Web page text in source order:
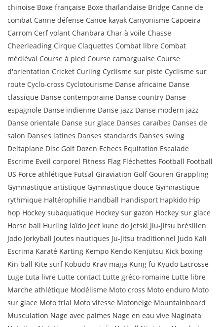
chinoise Boxe française Boxe thaïlandaise Bridge Canne de
combat Canne défense Canoë kayak Canyonisme Capoeira
Carrom Cerf volant Chanbara Char à voile Chasse
Cheerleading Cirque Claquettes Combat libre Combat
médiéval Course à pied Course camarguaise Course
d'orientation Cricket Curling Cyclisme sur piste Cyclisme sur
route Cyclo-cross Cyclotourisme Danse africaine Danse
classique Danse contemporaine Danse country Danse
espagnole Danse indienne Danse jazz Danse modern jazz
Danse orientale Danse sur glace Danses caraïbes Danses de
salon Danses latines Danses standards Danses swing
Deltaplane Disc Golf Dozen Echecs Equitation Escalade
Escrime Eveil corporel Fitness Flag Fléchettes Football Football
US Force athlétique Futsal Giraviation Golf Gouren Grappling
Gymnastique artistique Gymnastique douce Gymnastique
rythmique Haltérophilie Handball Handisport Hapkido Hip
hop Hockey subaquatique Hockey sur gazon Hockey sur glace
Horse ball Hurling Iaïdo Jeet kune do Jetski Jiu-Jitsu brésilien
Jodo Jorkyball Joutes nautiques Ju-Jitsu traditionnel Judo Kali
Escrima Karaté Karting Kempo Kendo Kenjutsu Kick boxing
Kin ball Kite surf Kobudo Krav maga Kung fu Kyudo Lacrosse
Luge Luta livre Lutte contact Lutte gréco-romaine Lutte libre
Marche athlétique Modélisme Moto cross Moto enduro Moto
sur glace Moto trial Moto vitesse Motoneige Mountainboard
Musculation Nage avec palmes Nage en eau vive Naginata